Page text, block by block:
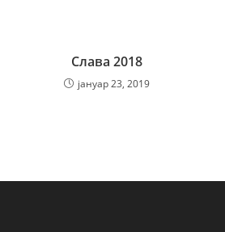
Слава 2018
јануар 23, 2019